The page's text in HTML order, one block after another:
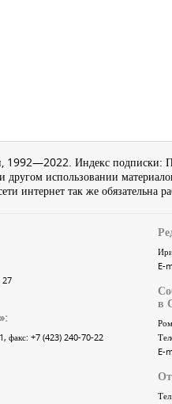
1992—2022. Индекс подписки:
использовании
интернет так же обязательна
27
»:
, факс: +7 (423) 240-70-22
E-
в
E-